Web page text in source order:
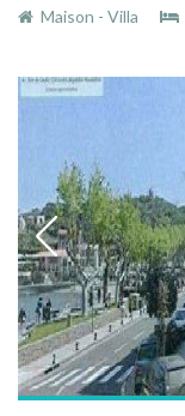
Maison - Villa